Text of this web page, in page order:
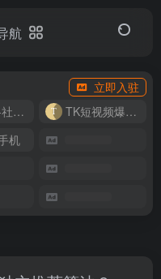
立即入驻
智媒全球-社媒管理平台
TK短视频爆款复刻
机